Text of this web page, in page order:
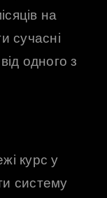
на
сучасні
одного з
курс у
систему